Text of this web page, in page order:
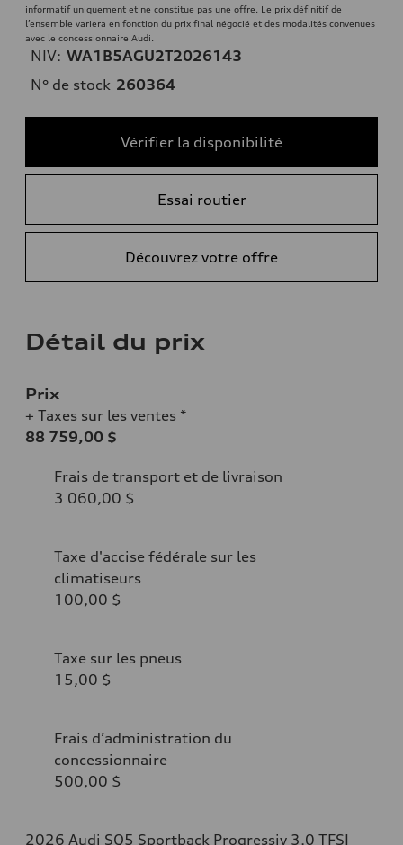
informatif uniquement et ne constitue pas une offre. Le prix définitif de
l’ensemble variera en fonction du prix final négocié et des modalités convenues
avec le concessionnaire Audi.
NIV: WA1B5AGU2T2026143
N° de stock 260364
Vérifier la disponibilité
Essai routier
Découvrez votre offre
Détail du prix
Prix
+ Taxes sur les ventes *
88 759,00 $
Frais de transport et de livraison
3 060,00 $
Taxe d'accise fédérale sur les
climatiseurs
100,00 $
Taxe sur les pneus
15,00 $
Frais d’administration du
concessionnaire
500,00 $
2026 Audi SQ5 Sportback Progressiv 3.0 TFSI